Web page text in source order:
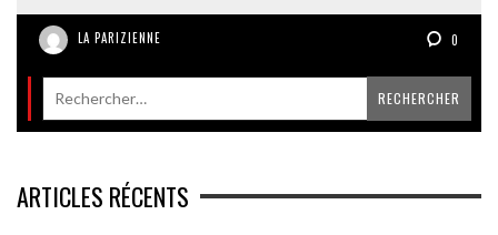
LA PARIZIENNE 0
ARTICLES RÉCENTS